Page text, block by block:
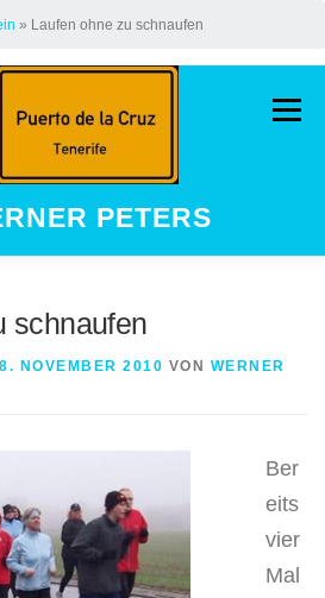
» Laufen ohne zu schnaufen
PETERS
Menü
schnaufen
8. NOVEMBER 2010 VON WERNER
Ber
eits
vier
Mal